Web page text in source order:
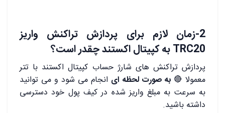
2-زمان لازم برای پردازش تراکنش واریز
TRC20 به کپیتال اکستند چقدر است؟
پردازش تراکنش های شارژ حساب کپیتال اکستند با تتر
معمولا 🔴 به صورت لحظه ای انجام می شود و می توانید
به سرعت به مبلغ واریز شده در کیف پول خود دسترسی
داشته باشید.